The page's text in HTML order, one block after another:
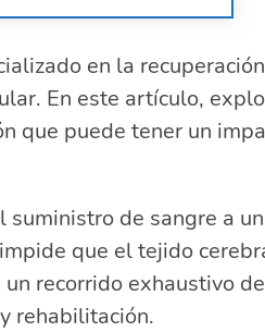
cerebrovascular
tras un ACV
en la
En este artículo,
que puede tener un
suministro de sangre a
que el tejido
recorrido exhaustivo
rehabilitación.